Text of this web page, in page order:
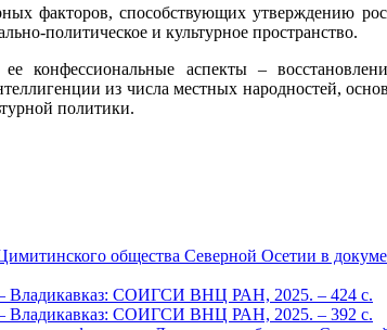
факторов, способствующих утверждению
политическое и культурное пространство.
конфессиональные аспекты –
из числа местных народностей,
политики.
общества Северной Осетии в
– Владикавказ: СОИГСИ ВНЦ РАН, 2025. – 424 c.
– Владикавказ: СОИГСИ ВНЦ РАН, 2025. – 392 c.